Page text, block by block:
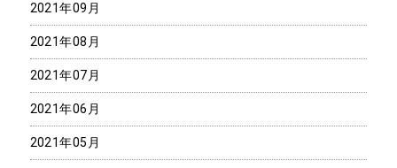
2021年09月
2021年08月
2021年07月
2021年06月
2021年05月